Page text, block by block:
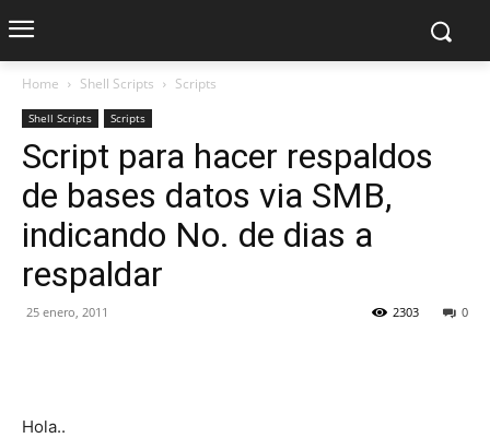
Home Shell Scripts Scripts
Shell Scripts Scripts
Script para hacer respaldos
de bases datos via SMB,
indicando No. de dias a
respaldar
25 enero, 2011 0
2303
Hola..